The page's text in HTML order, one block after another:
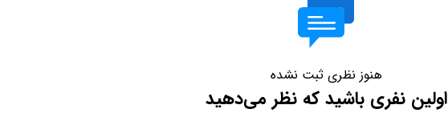
هنوز نظری ثبت نشده
اولین نفری باشید که نظر می‌دهید